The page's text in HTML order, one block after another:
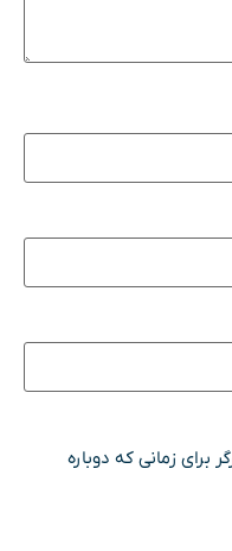
برای زمانی که دوباره